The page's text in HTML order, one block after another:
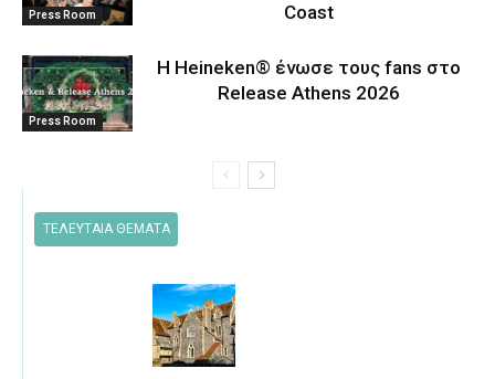
Press Room
Coast
Press Room
Η Heineken® ένωσε τους fans στο
Release Athens 2026
ΤΕΛΕΥΤΑΙΑ ΘΕΜΑΤΑ